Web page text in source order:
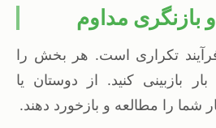
بازنگری مداوم
تکراری است. هر بخش را
بازبینی کنید. از دوستان یا
شما را مطالعه و بازخورد دهند.